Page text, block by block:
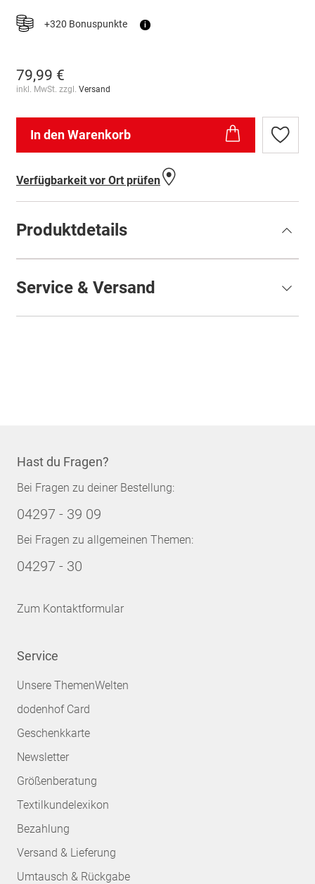
+320 Bonuspunkte i
79,99 €
inkl. MwSt. zzgl. Versand
In den Warenkorb
Zur
Verfügbarkeit vor Ort prüfen
Produktdetails
Service & Versand
Hast du Fragen?
Bei Fragen zu deiner Bestellung:
04297 - 39 09
Bei Fragen zu allgemeinen Themen:
04297 - 30
Zum Kontaktformular
Service
Unsere ThemenWelten
dodenhof Card
Geschenkkarte
Newsletter
Größenberatung
Textilkundelexikon
Bezahlung
Versand & Lieferung
Umtausch & Rückgabe